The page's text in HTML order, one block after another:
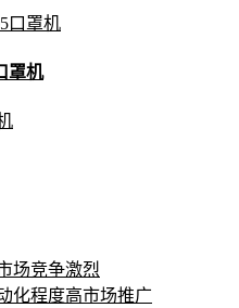
罩机
场竞争激烈
化程度高市场推广